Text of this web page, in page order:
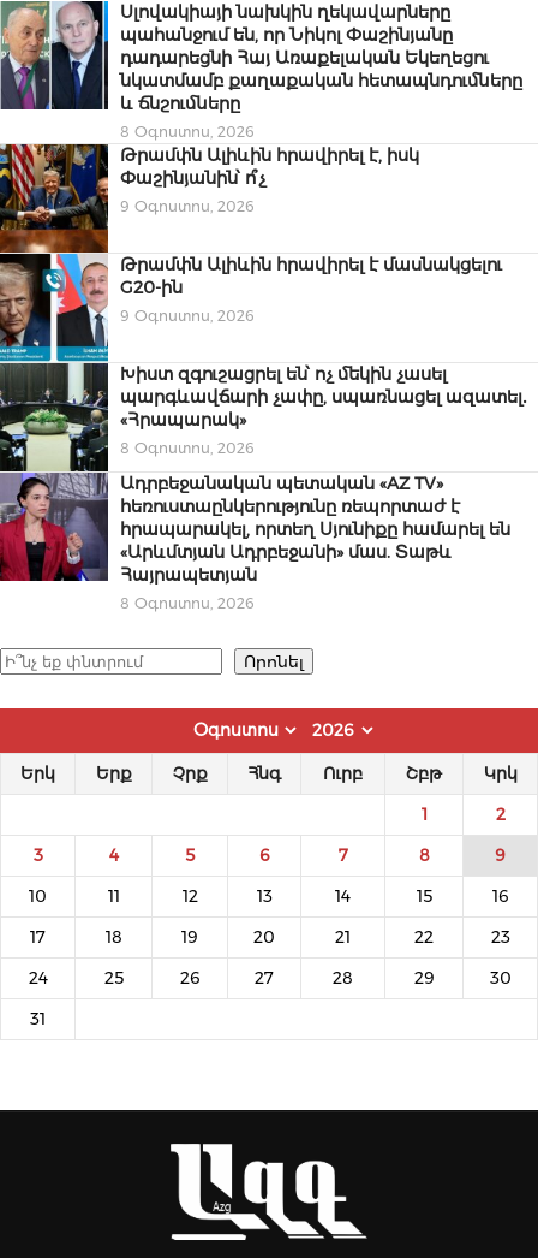
Սլովակիայի նախկին ղեկավարները
պահանջում են, որ Նիկոլ Փաշինյանը
դադարեցնի Հայ Առաքելական Եկեղեցու
նկատմամբ քաղաքական հետապնդումները
և ճնշումները
8 Օգոստոս, 2026
Թրամփն Ալիևին հրավիրել է, իսկ
Փաշինյանին՝ ո՞չ
9 Օգոստոս, 2026
Թրամփն Ալիևին հրավիրել է մասնակցելու
G20-ին
9 Օգոստոս, 2026
Խիստ զգուշացրել են՝ ոչ մեկին չասել
պարգևավճարի չափը, սպառնացել ազատել․
«Հրապարակ»
8 Օգոստոս, 2026
Ադրբեջանական պետական «AZ TV»
հեռուստաընկերությունը ռեպորտաժ է
հրապարակել, որտեղ Սյունիքը համարել են
«Արևմտյան Ադրբեջանի» մաս. Տաթև
Հայրապետյան
8 Օգոստոս, 2026
Որոնել Որոնել
Երկ Երք Չրք Հնգ Ուրբ Շբթ Կրկ
1 2
3 4 5 6 7 8 9
10 11 12 13 14 15 16
17 18 19 20 21 22 23
24 25 26 27 28 29 30
31